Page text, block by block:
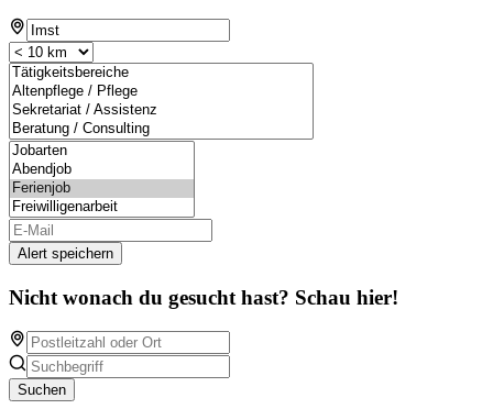
Alert speichern
Nicht wonach du gesucht hast? Schau hier!
Suchen